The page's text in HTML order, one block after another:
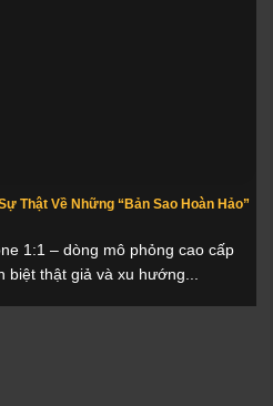
Thật Về Những “Bản Sao Hoàn Hảo”
1:1 – dòng mô phỏng cao cấp
biệt thật giả và xu hướng...